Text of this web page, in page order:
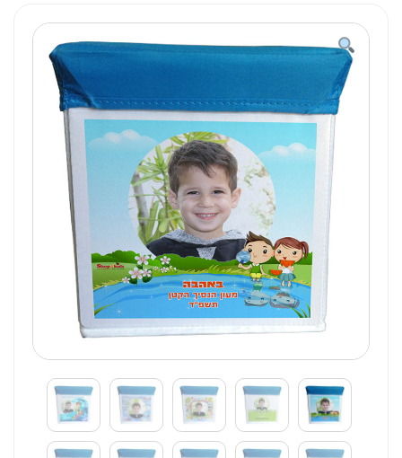
תמונת
הילד/ה